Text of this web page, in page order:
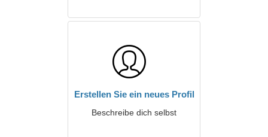
Erstellen Sie ein neues Profil
Beschreibe dich selbst